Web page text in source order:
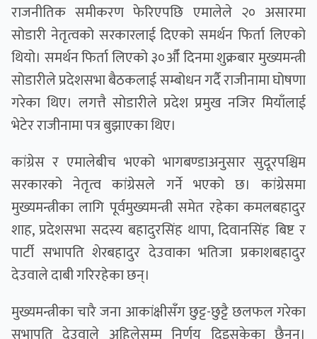
राजनीतिक समीकरण फेरिएपछि एमालेले २० असारमा
सोडारी नेतृत्वको सरकारलाई दिएको समर्थन फिर्ता लिएको
थियो। समर्थन फिर्ता लिएको ३०औँ दिनमा शुक्रबार मुख्यमन्त्री
सोडारीले प्रदेशसभा बैठकलाई सम्बोधन गर्दै राजीनामा घोषणा
गरेका थिए। लगत्तै सोडारीले प्रदेश प्रमुख नजिर मियाँलाई
भेटेर राजीनामा पत्र बुझाएका थिए।
कांग्रेस र एमालेबीच भएको भागबण्डाअनुसार सुदूरपश्चिम
सरकारको नेतृत्व कांग्रेसले गर्ने भएको छ। कांग्रेसमा
मुख्यमन्त्रीका लागि पूर्वमुख्यमन्त्री समेत रहेका कमलबहादुर
शाह, प्रदेशसभा सदस्य बहादुरसिंह थापा, दिवानसिंह बिष्ट र
पार्टी सभापति शेरबहादुर देउवाका भतिजा प्रकाशबहादुर
देउवाले दाबी गरिरहेका छन्।
मुख्यमन्त्रीका चारै जना आकांक्षीसँग छुट्ट-छुट्टै छलफल गरेका